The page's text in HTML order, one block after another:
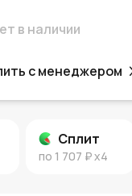
в наличии
с менеджером
Сплит
по 1 707 ₽x4